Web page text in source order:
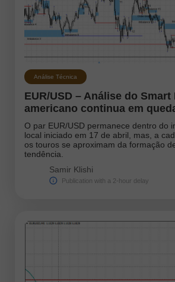
GBPJPY
EURJPY
Analysts:
Go to the list of
Análise Técnica
EUR/USD – Análise do
americano continua em
O par EUR/USD permanece dentro do
local iniciado em 17 de abril, mas, a
os touros se aproximam da formação
tendência.
Samir Klishi
Publication with a 2-hour delay